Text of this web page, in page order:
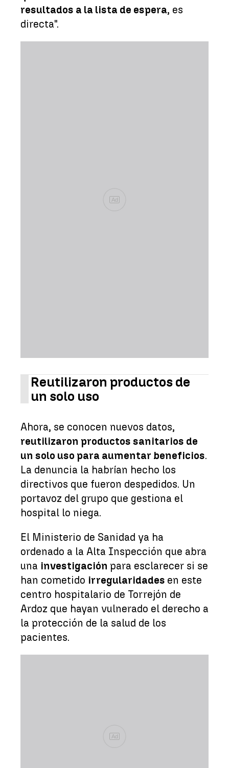
resultados a la lista de espera, es
directa".
Ad
Reutilizaron productos de
un solo uso
Ahora, se conocen nuevos datos,
reutilizaron productos sanitarios de
un solo uso para aumentar beneficios.
La denuncia la habrían hecho los
directivos que fueron despedidos. Un
portavoz del grupo que gestiona el
hospital lo niega.
El Ministerio de Sanidad ya ha
ordenado a la Alta Inspección que abra
una investigación para esclarecer si se
han cometido irregularidades en este
centro hospitalario de Torrejón de
Ardoz que hayan vulnerado el derecho a
la protección de la salud de los
pacientes.
Ad